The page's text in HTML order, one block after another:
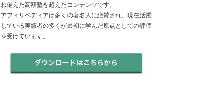
ね備えた高額塾を超えたコンテンツです。
アフィリペディアは多くの著名人に絶賛され、現在活躍
している実績者の多くが最初に学んだ原点としての評価
を受けています。